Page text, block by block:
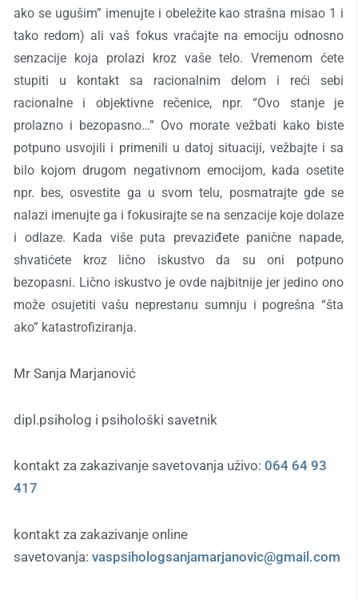
ako se ugušim” imenujte i obeležite kao strašna misao 1 i
tako redom) ali vaš fokus vraćajte na emociju odnosno
senzacije koja prolazi kroz vaše telo. Vremenom ćete
stupiti u kontakt sa racionalnim delom i reći sebi
racionalne i objektivne rečenice, npr. “Ovo stanje je
prolazno i bezopasno…” Ovo morate vežbati kako biste
potpuno usvojili i primenili u datoj situaciji, vežbajte i sa
bilo kojom drugom negativnom emocijom, kada osetite
npr. bes, osvestite ga u svom telu, posmatrajte gde se
nalazi imenujte ga i fokusirajte se na senzacije koje dolaze
i odlaze. Kada više puta prevaziđete panične napade,
shvatićete kroz lično iskustvo da su oni potpuno
bezopasni. Lično iskustvo je ovde najbitnije jer jedino ono
može osujetiti vašu neprestanu sumnju i pogrešna “šta
ako” katastrofiziranja.
Mr Sanja Marjanović
dipl.psiholog i psihološki savetnik
kontakt za zakazivanje savetovanja uživo: 064 64 93
417
kontakt za zakazivanje online
savetovanja: vaspsihologsanjamarjanovic@gmail.com